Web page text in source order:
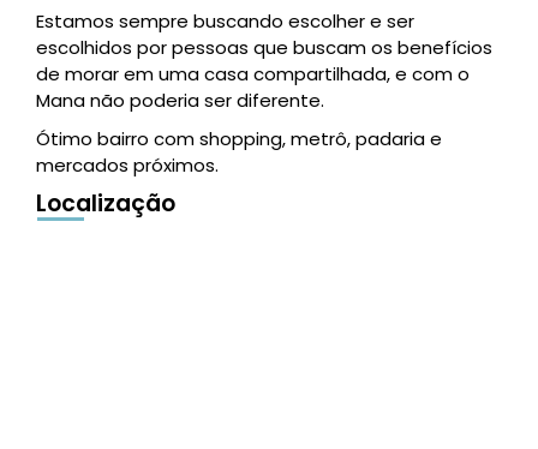
Estamos sempre buscando escolher e ser
escolhidos por pessoas que buscam os benefícios
de morar em uma casa compartilhada, e com o
Mana não poderia ser diferente.
Ótimo bairro com shopping, metrô, padaria e
mercados próximos.
Localização